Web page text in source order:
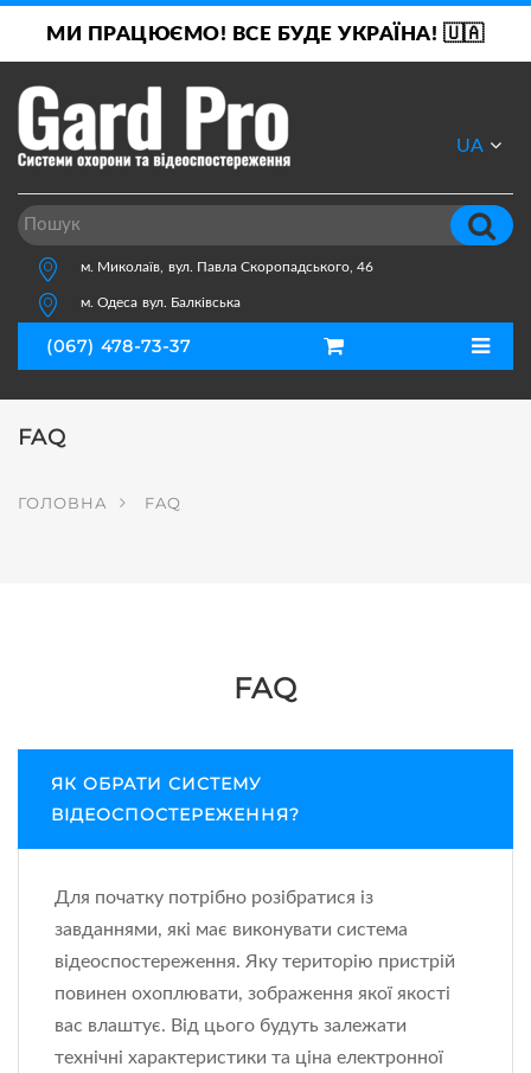
МИ ПРАЦЮЄМО! ВСЕ БУДЕ УКРАЇНА! 🇺🇦
м. Миколаїв, вул. Павла Скоропадського, 46
м. Одеса вул. Балківська
UA
RU
(067) 478-73-37
FAQ
ГОЛОВНА FAQ
FAQ
ЯК ОБРАТИ СИСТЕМУ
ВІДЕОСПОСТЕРЕЖЕННЯ?
Для початку потрібно розібратися із
завданнями, які має виконувати система
відеоспостереження. Яку територію пристрій
повинен охоплювати, зображення якої якості
вас влаштує. Від цього будуть залежати
технічні характеристики та ціна електронної